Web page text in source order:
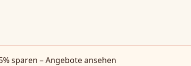
sparen – Angebote ansehen